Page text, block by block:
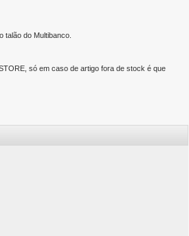
talão do Multibanco.
só em caso de artigo fora de stock é que